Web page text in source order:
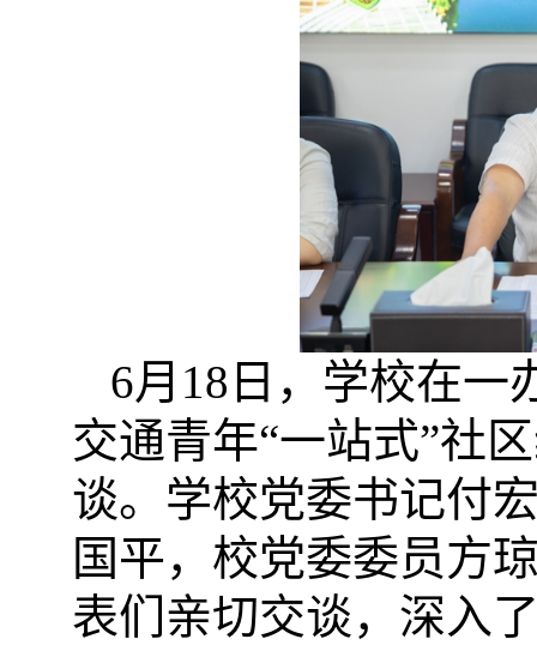
6月 18 日， 学校在一
交通青年“一站式”社区
谈。 学校党委书记付
国平，校党委委员方
表们亲切交谈，深入